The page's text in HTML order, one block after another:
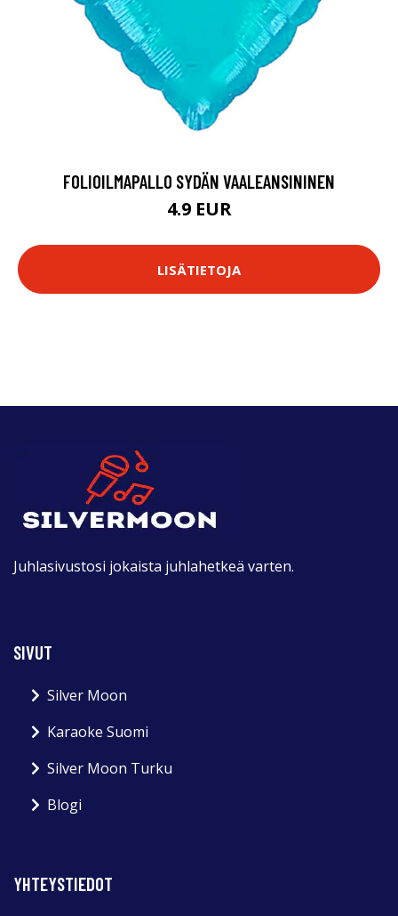
FOLIOILMAPALLO SYDÄN VAALEANSININEN
4.9 EUR
LISÄTIETOJA
Juhlasivustosi jokaista juhlahetkeä varten.
SIVUT
Silver Moon
Karaoke Suomi
Silver Moon Turku
Blogi
YHTEYSTIEDOT